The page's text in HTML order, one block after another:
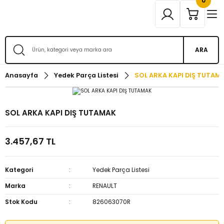
ARA
Anasayfa Yedek Parça Listesi SOL ARKA KAPI DIŞ
SOL ARKA KAPI DIŞ TUTAMAK
3.457,67 TL
Kategori
Yedek Parça Listesi
Marka
RENAULT
Stok Kodu
826063070R